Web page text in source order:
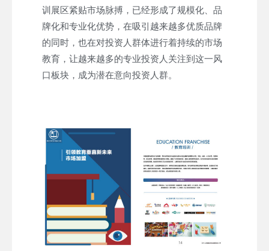
训展区紧贴市场脉搏，已经形成了规模化、品
牌化和专业化优势，在吸引越来越多优质品牌
的同时，也在对投资人群体进行着持续的市场
教育，让越来越多的专业投资人关注到这一风
口板块，成为潜在意向投资人群。